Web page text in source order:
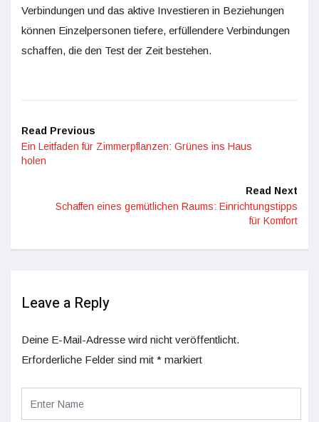
Verbindungen und das aktive Investieren in Beziehungen
können Einzelpersonen tiefere, erfüllendere Verbindungen
schaffen, die den Test der Zeit bestehen.
Read Previous
Ein Leitfaden für Zimmerpflanzen: Grünes ins Haus
holen
Read Next
Schaffen eines gemütlichen Raums: Einrichtungstipps
für Komfort
Leave a Reply
Deine E-Mail-Adresse wird nicht veröffentlicht.
Erforderliche Felder sind mit * markiert